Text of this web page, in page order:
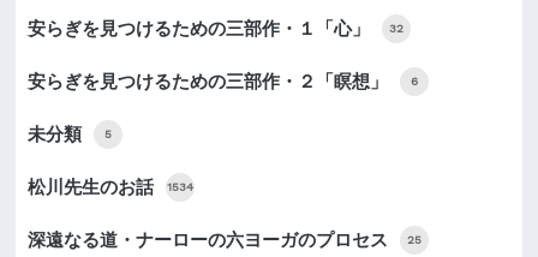
安らぎを見つけるための三部作・１「心」 32
安らぎを見つけるための三部作・２「瞑想」 6
未分類 5
松川先生のお話 1534
深遠なる道・ナーローの六ヨーガのプロセス 25